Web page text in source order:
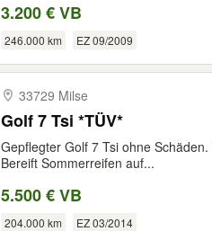
3.200 € VB
246.000 km EZ 09/2009
33729 Milse
Golf 7 Tsi *TÜV*
Gepflegter Golf 7 Tsi ohne
Bereift Sommerreifen auf...
5.500 € VB
204.000 km EZ 03/2014